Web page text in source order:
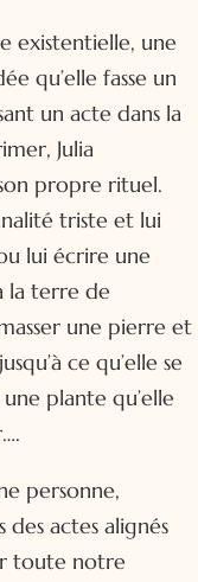
existentielle, une
qu’elle fasse un
un acte dans la
Julia
propre rituel.
triste et lui
lui écrire une
la terre de
une pierre et
ce qu’elle se
plante qu’elle
personne,
actes alignés
toute notre